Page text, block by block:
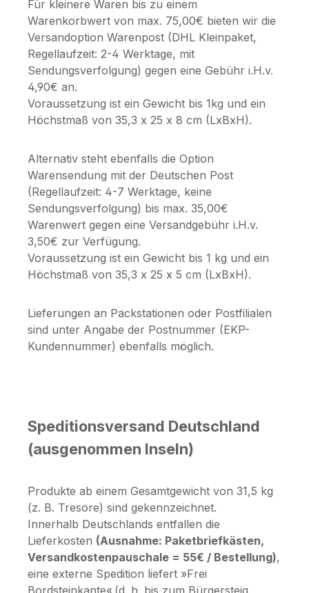
Für kleinere Waren bis zu einem
Warenkorbwert von max. 75,00€ bieten wir die
Versandoption Warenpost (DHL Kleinpaket,
Regellaufzeit: 2-4 Werktage, mit
Sendungsverfolgung) gegen eine Gebühr i.H.v.
4,90€ an.
Voraussetzung ist ein Gewicht bis 1kg und ein
Höchstmaß von 35,3 x 25 x 8 cm (LxBxH).
Alternativ steht ebenfalls die Option
Warensendung mit der Deutschen Post
(Regellaufzeit: 4-7 Werktage, keine
Sendungsverfolgung) bis max. 35,00€
Warenwert gegen eine Versandgebühr i.H.v.
3,50€ zur Verfügung.
Voraussetzung ist ein Gewicht bis 1 kg und ein
Höchstmaß von 35,3 x 25 x 5 cm (LxBxH).
Lieferungen an Packstationen oder Postfilialen
sind unter Angabe der Postnummer (EKP-
Kundennummer) ebenfalls möglich.
Speditionsversand Deutschland
(ausgenommen Inseln)
Produkte ab einem Gesamtgewicht von 31,5 kg
(z. B. Tresore) sind gekennzeichnet.
Innerhalb Deutschlands entfallen die
Lieferkosten (Ausnahme: Paketbriefkästen,
Versandkostenpauschale = 55€ / Bestellung),
eine externe Spedition liefert »Frei